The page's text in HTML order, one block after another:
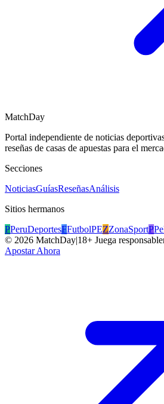
MatchDay
Portal independiente de noticias
reseñas de casas de apuestas para el
Secciones
NoticiasGuíasReseñasAnálisis
Sitios hermanos
PPeruDeportesFFutbolPEZZonaSportP
© 2026 MatchDay|18+ Juega
Apostar Ahora